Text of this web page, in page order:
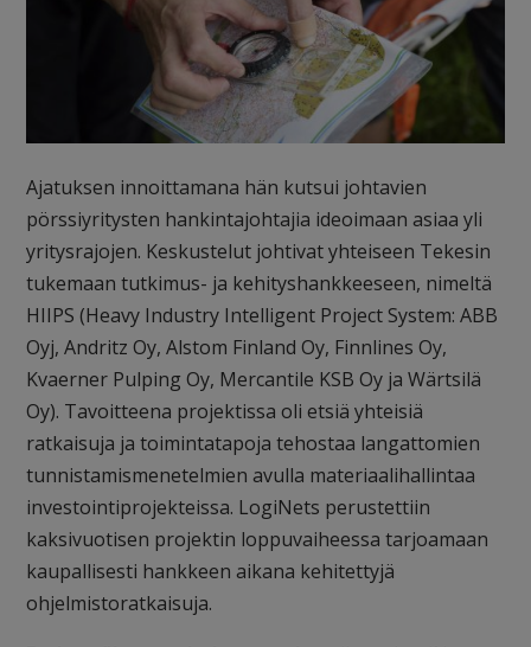
Ajatuksen innoittamana hän kutsui johtavien
pörssiyritysten hankintajohtajia ideoimaan asiaa yli
yritysrajojen. Keskustelut johtivat yhteiseen Tekesin
tukemaan tutkimus- ja kehityshankkeeseen, nimeltä
HIIPS (Heavy Industry Intelligent Project System: ABB
Oyj, Andritz Oy, Alstom Finland Oy, Finnlines Oy,
Kvaerner Pulping Oy, Mercantile KSB Oy ja Wärtsilä
Oy). Tavoitteena projektissa oli etsiä yhteisiä
ratkaisuja ja toimintatapoja tehostaa langattomien
tunnistamismenetelmien avulla materiaalihallintaa
investointiprojekteissa. LogiNets perustettiin
kaksivuotisen projektin loppuvaiheessa tarjoamaan
kaupallisesti hankkeen aikana kehitettyjä
ohjelmistoratkaisuja.